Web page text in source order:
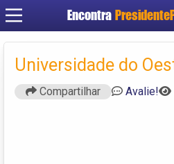
Encontra
Criar
Universidade do
Compartilhar Avalie!